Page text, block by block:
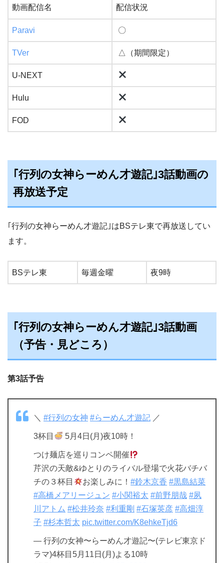
動画配信名 配信状況
Paravi 〇
TVer △（期間限定）
U-NEXT
Hulu
FOD
｢行列の女神らーめん才遊記｣3話動画の
再放送予定
｢行列の女神らーめん才遊記｣はBSテレ東で再放送してい
ます。
BSテレ東 毎週金曜 夜9時
｢行列の女神らーめん才遊記｣3話動画
（予告・見どころ）
第3話予告
＼ #行列の女神 #らーめん才遊記 ／
3杯目 5月4日(月)夜10時！
つけ麺店を巡りコンペ開催
芹沢の天敵&ゆとりのライバル登場で火花バチバ
チの３杯目
お楽しみに！#鈴木京香 #黒島結菜
#高橋メアリージュン #小関裕太 #前野朋哉 #夙
川アトム #松井玲奈 #利重剛 #石塚英彦 #高畑淳
子 #杉本哲太 pic.twitter.com/K8ehkeTjd6
— 行列の女神〜らーめん才遊記〜(テレビ東京ド
ラマ)4杯目5月11日(月)よる10時